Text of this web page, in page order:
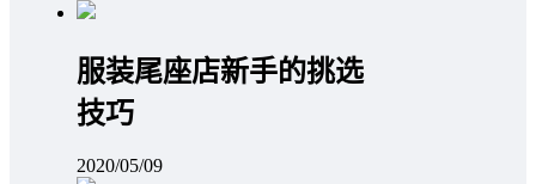
服装尾座店新手的挑选
技巧
2020/05/09